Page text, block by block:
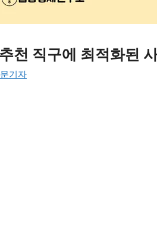
천 직구에 최적화된
기자